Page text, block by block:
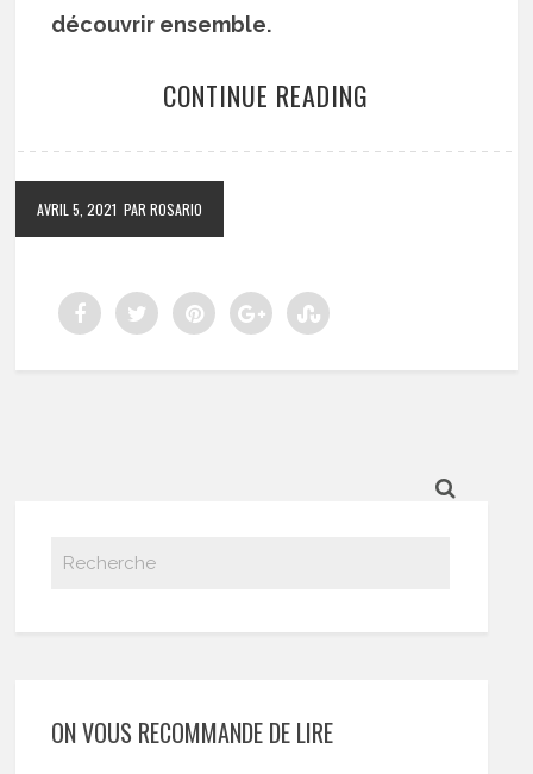
découvrir ensemble.
CONTINUE READING
AVRIL 5, 2021 PAR ROSARIO
ON VOUS RECOMMANDE DE LIRE